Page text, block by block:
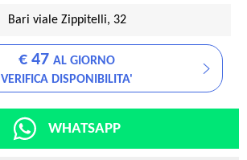
Bari viale Zippitelli, 32
€ 47 AL GIORNO
VERIFICA DISPONIBILITA'
WHATSAPP